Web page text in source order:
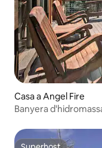
Casa a Angel Fire
Banyera